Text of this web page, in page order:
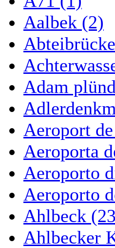
Aalbek (2)
Adam
Aeroport
Aeroporta
Aeroporto
Aeroporto
Ahlbeck
Ahlbecker